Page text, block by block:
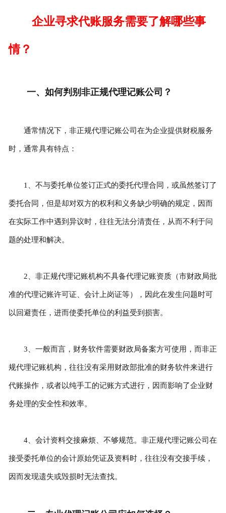
企业寻求代账服务需要了解哪些事
情？
一、如何判别非正规代理记账公司？
通常情况下，非正规代理记账公司在为企业提供财税服务
时，通常具有特点：
1、不与委托单位签订正式的委托代理合同，或虽然签订了
委托合同，但是却对双方的权利和义务缺少明确的规定，因而
在实际工作中遇到异议时，往往无法分清责任，从而不利于问
题的处理和解决。
2、非正规代理记账机构不具备代理记账资质（市财政局批
准的代理记账许可证、会计上岗证等），因此在发生问题时可
以回避责任，进而使委托单位的利益受到损害。
3、一般而言，财务软件需要财政局备案方可使用，而非正
规代理记账机构，往往没有采用财政部批准的财务软件来进行
代账操作，或者以纯手工的记账方式进行，因而影响了企业财
务处理的安全性和效率。
4、会计资料交接麻烦、不够规范。非正规代理记账公司在
接受委托单位的会计原始凭证及资料时，往往没有交接手续，
因而发现遗失或毁损时无法查找。